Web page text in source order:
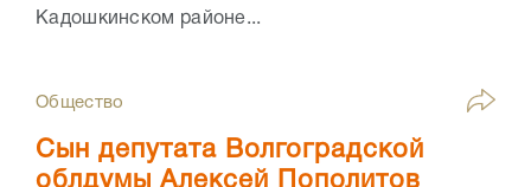
Кадошкинском районе...
Общество
Сын депутата Волгоградской
облдумы Алексей Пополитов